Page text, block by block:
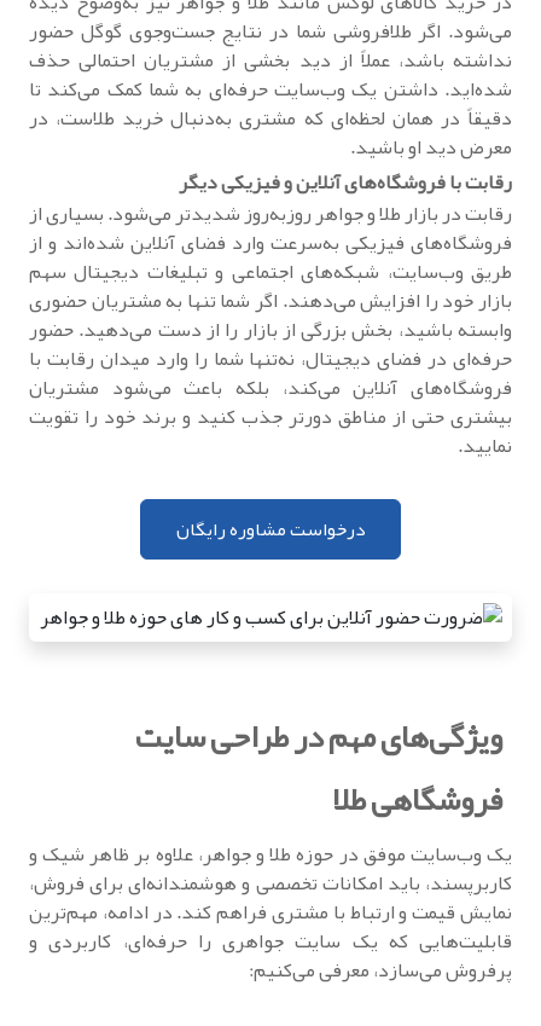
می‌شود. اگر طلافروشی شما در نتایج جست‌وجوی گوگل حضور
نداشته باشد، عملاً از دید بخشی از مشتریان احتمالی حذف
شده‌اید. داشتن یک وب‌سایت حرفه‌ای به شما کمک می‌کند تا
دقیقاً در همان لحظه‌ای که مشتری به‌دنبال خرید طلاست، در
معرض دید او باشید.
رقابت با فروشگاه‌های آنلاین و فیزیکی دیگر
رقابت در بازار طلا و جواهر روزبه‌روز شدیدتر می‌شود. بسیاری از
فروشگاه‌های فیزیکی به‌سرعت وارد فضای آنلاین شده‌اند و از
طریق وب‌سایت، شبکه‌های اجتماعی و تبلیغات دیجیتال سهم
بازار خود را افزایش می‌دهند. اگر شما تنها به مشتریان حضوری
وابسته باشید، بخش بزرگی از بازار را از دست می‌دهید. حضور
حرفه‌ای در فضای دیجیتال، نه‌تنها شما را وارد میدان رقابت با
فروشگاه‌های آنلاین می‌کند، بلکه باعث می‌شود مشتریان
بیشتری حتی از مناطق دورتر جذب کنید و برند خود را تقویت
نمایید.
درخواست مشاوره رایگان
ویژگی‌های مهم در طراحی سایت
فروشگاهی طلا
یک وب‌سایت موفق در حوزه طلا و جواهر، علاوه بر ظاهر شیک و
کاربرپسند، باید امکانات تخصصی و هوشمندانه‌ای برای فروش،
نمایش قیمت و ارتباط با مشتری فراهم کند. در ادامه، مهم‌ترین
قابلیت‌هایی که یک سایت جواهری را حرفه‌ای، کاربردی و
پرفروش می‌سازد، معرفی می‌کنیم: